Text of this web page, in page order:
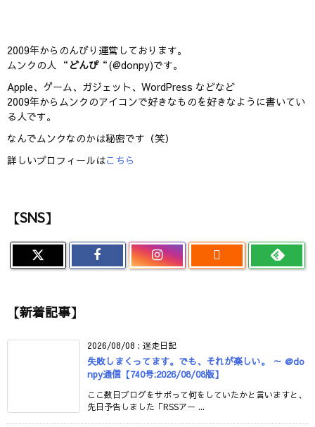
2009年からのんびり運営しております。
ムンクの人 “ どんぴ“(@donpy)です。
Apple、ゲーム、ガジェット、WordPress などなど
2009年からムンクのアイコンで好きなものを好きなように書いてい
る人です。
なんでムンクなのかは秘密です（笑）
詳しいプロフィールはこちら
【SNS】

【新着記事】
2026/08/08 : 迷走日記
失敗しまくってます。でも、それが楽しい。 ～ @do
npy通信【740号:2026/08/08版】
ここ数日ブログをサボって何をしていたかと言いますと、
先日予告しました「RSSアー ...